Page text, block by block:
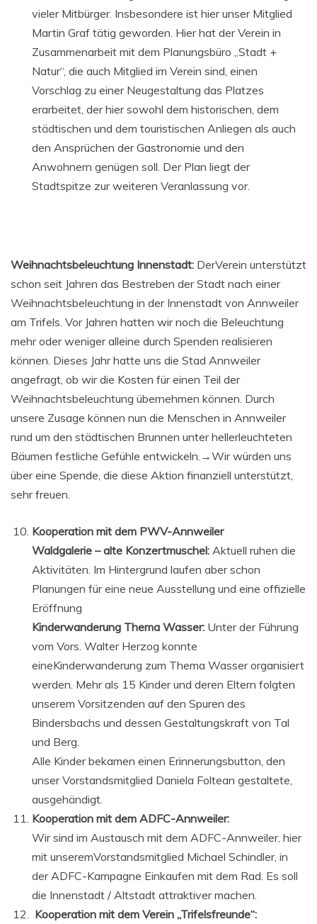
vieler Mitbürger. Insbesondere ist hier unser Mitglied
Martin Graf tätig geworden. Hier hat der Verein in
Zusammenarbeit mit dem Planungsbüro „Stadt +
Natur“, die auch Mitglied im Verein sind, einen
Vorschlag zu einer Neugestaltung das Platzes
erarbeitet, der hier sowohl dem historischen, dem
städtischen und dem touristischen Anliegen als auch
den Ansprüchen der Gastronomie und den
Anwohnern genügen soll. Der Plan liegt der
Stadtspitze zur weiteren Veranlassung vor.
Weihnachtsbeleuchtung Innenstadt: DerVerein unterstützt
schon seit Jahren das Bestreben der Stadt nach einer
Weihnachtsbeleuchtung in der Innenstadt von Annweiler
am Trifels. Vor Jahren hatten wir noch die Beleuchtung
mehr oder weniger alleine durch Spenden realisieren
können. Dieses Jahr hatte uns die Stad Annweiler
angefragt, ob wir die Kosten für einen Teil der
Weihnachtsbeleuchtung übernehmen können. Durch
unsere Zusage können nun die Menschen in Annweiler
rund um den städtischen Brunnen unter hellerleuchteten
Bäumen festliche Gefühle entwickeln.→Wir würden uns
über eine Spende, die diese Aktion finanziell unterstützt,
sehr freuen.
Kooperation mit dem PWV-Annweiler
Waldgalerie – alte Konzertmuschel: Aktuell ruhen die
Aktivitäten. Im Hintergrund laufen aber schon
Planungen für eine neue Ausstellung und eine offizielle
Eröffnung
Kinderwanderung Thema Wasser: Unter der Führung
vom Vors. Walter Herzog konnte
eineKinderwanderung zum Thema Wasser organisiert
werden. Mehr als 15 Kinder und deren Eltern folgten
unserem Vorsitzenden auf den Spuren des
Bindersbachs und dessen Gestaltungskraft von Tal
und Berg.
Alle Kinder bekamen einen Erinnerungsbutton, den
unser Vorstandsmitglied Daniela Foltean gestaltete,
ausgehändigt.
Kooperation mit dem ADFC-Annweiler:
Wir sind im Austausch mit dem ADFC-Annweiler, hier
mit unseremVorstandsmitglied Michael Schindler, in
der ADFC-Kampagne Einkaufen mit dem Rad. Es soll
die Innenstadt / Altstadt attraktiver machen.
Kooperation mit dem Verein „Trifelsfreunde“: